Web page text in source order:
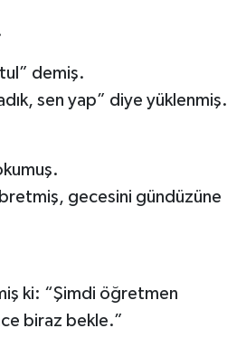
demiş.
sen yap” diye yüklenmiş.
gecesini gündüzüne
ki: “Şimdi öğretmen
biraz bekle.”